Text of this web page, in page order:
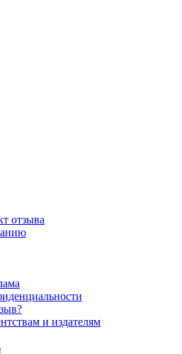
отзыва
и издателям